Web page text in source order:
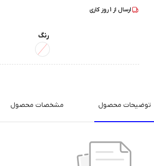
ارسال از 1روز کاری
رنگ
توضیحات محصول مشخصات محصول